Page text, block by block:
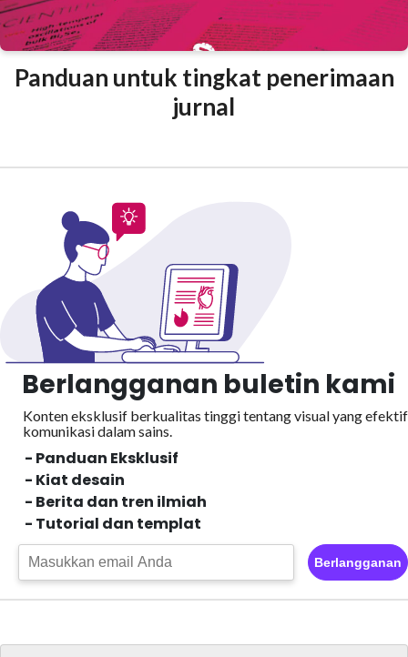
Panduan untuk tingkat penerimaan
jurnal
Berlangganan buletin kami
Konten eksklusif berkualitas tinggi tentang visual yang efektif
komunikasi dalam sains.
- Panduan Eksklusif
- Kiat desain
- Berita dan tren ilmiah
- Tutorial dan templat
Berlangganan